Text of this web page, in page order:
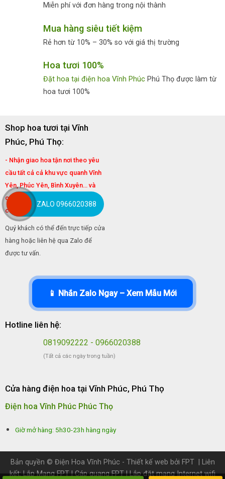
Miễn phí với đơn hàng trong nội thành
Mua hàng siêu tiết kiệm
Rẻ hơn từ 10% – 30% so với giá thị trường
Hoa tươi 100%
Đặt hoa tại điện hoa Vĩnh PhúcPhú Thọ được làm từ
hoa tươi 100%
Shop hoa tươi tại Vĩnh
Phúc, Phú Thọ:
- Nhận giao hoa tận nơi theo yêu
cầu tất cả cả khu vực quanh Vĩnh
Yên, Phúc Yên, Bình Xuyên... và
các Xã Phường tại tỉnh Vĩnh Phúc
cũ và Phú Thọ
Quý khách có thể đến trực tiếp cửa
hàng hoặc liên hệ qua Zalo để
được tư vấn.
📱 Nhắn Zalo Ngay – Xem Mẫu Mới
Hotline liên hệ:
0819092222 - 0966020388
(Tất cả các ngày trong tuần)
Cửa hàng điện hoa tại Vĩnh Phúc, Phú Thọ
Điện hoa Vĩnh Phúc Phúc Thọ
Giờ mở hàng: 5h30-23h hàng ngày
Bản quyền © Điện Hoa Vĩnh Phúc - Thiết kế web bởi FPT
| Liên
kết: Lắp Mạng FPT | Cáp quang FPT | Lắp đặt mạng Internet wifi
ZALO 0966020388